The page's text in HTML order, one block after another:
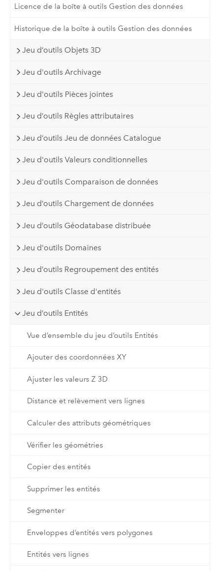
Licence de la boîte à outils Gestion des données
Historique de la boîte à outils Gestion des données
Jeu d’outils Objets 3D
Jeu d'outils Archivage
Jeu d'outils Pièces jointes
Jeu d’outils Règles attributaires
Jeu d’outils Jeu de données Catalogue
Jeu d'outils Valeurs conditionnelles
Jeu d'outils Comparaison de données
Jeu d’outils Chargement de données
Jeu d’outils Géodatabase distribuée
Jeu d'outils Domaines
Jeu d’outils Regroupement des entités
Jeu d'outils Classe d'entités
Jeu d’outils Entités
Vue d’ensemble du jeu d’outils Entités
Ajouter des coordonnées XY
Ajuster les valeurs Z 3D
Distance et relèvement vers lignes
Calculer des attributs géométriques
Vérifier les géométries
Copier des entités
Supprimer les entités
Segmenter
Enveloppes d’entités vers polygones
Entités vers lignes